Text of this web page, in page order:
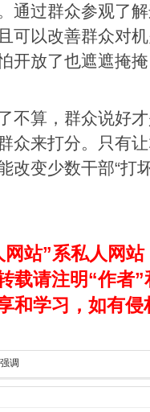
通过群众参观了
可以改善群众对
开放了也遮遮掩
不算，群众说好
众来打分。只有
改变少数干部“打
站”系私人网
载请注明“作者
和学习，如有
调